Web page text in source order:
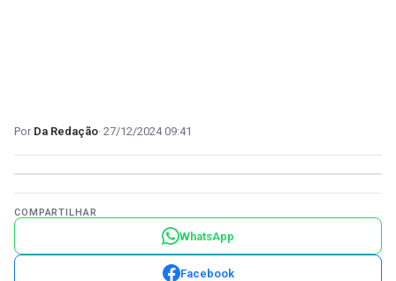
Da Redação 27/12/2024 09:41
COMPARTILHAR
WhatsApp
Facebook